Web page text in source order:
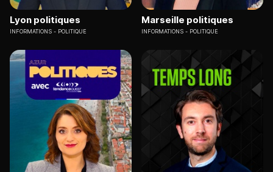
Lyon politiques
INFORMATIONS POLITIQUE
Marseille politiques
INFORMATIONS POLITIQUE